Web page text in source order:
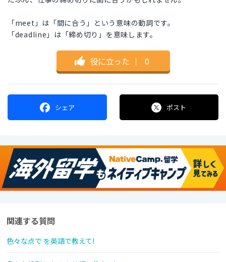
「meet」は「間に合う」という意味の動詞です。
「deadline」は「締め切り」を意味します。
役に立った ｜ 0
シェア ポスト
関連する質問
色々な点で を英語で教えて!